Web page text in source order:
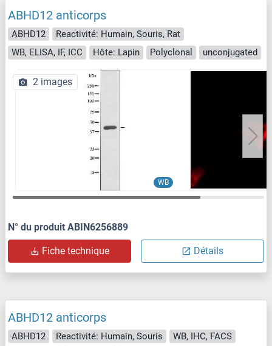
ABHD12 anticorps
ABHD12
Reactivité: Humain, Souris, Rat
WB, ELISA, IF, ICC
Hôte: Lapin Polyclonal unconjugated
WB
2 images
N° du produit ABIN6256889
Fiche technique Détails
ABHD12 anticorps
ABHD12 Reactivité: Humain, Souris
WB, IHC, FACS